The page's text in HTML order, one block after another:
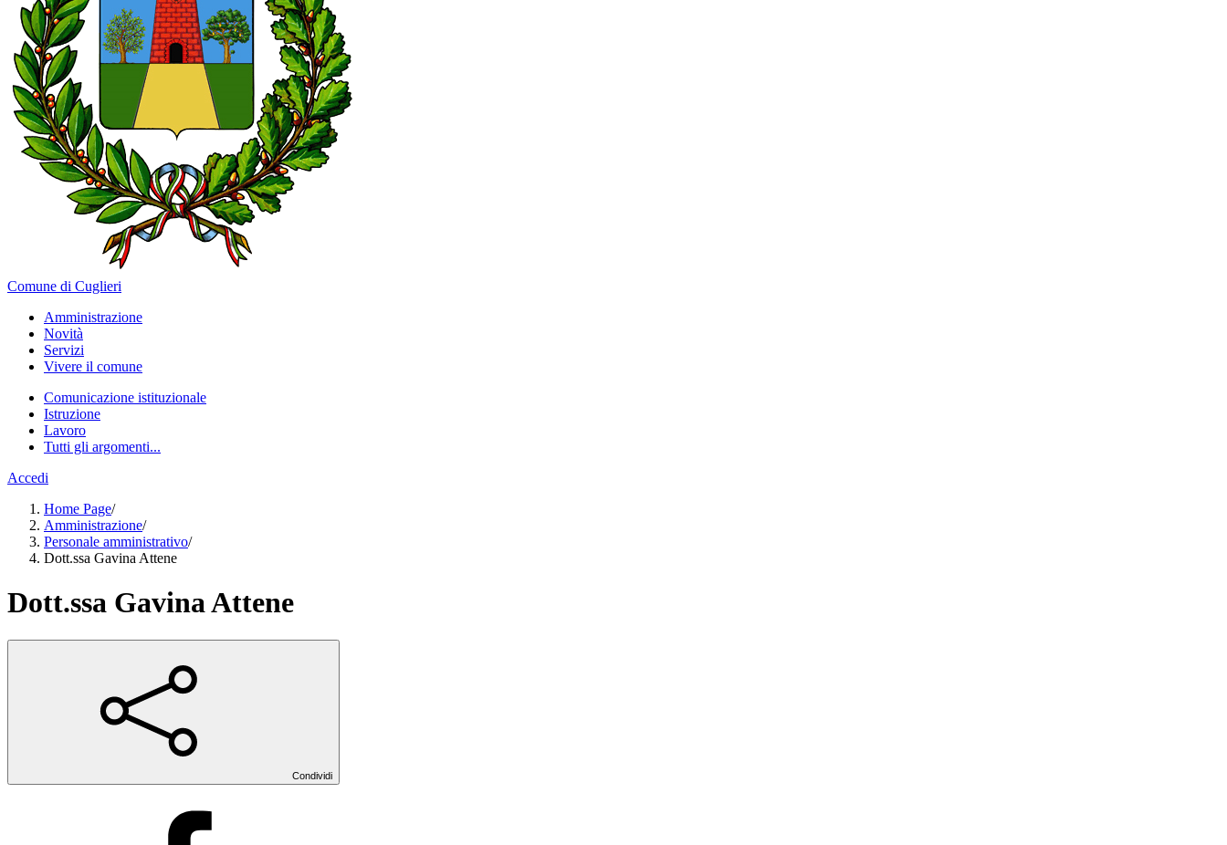
Comune di Cuglieri
Amministrazione
Novità
Servizi
Vivere il comune
Comunicazione istituzionale
Istruzione
Lavoro
Tutti gli argomenti...
Accedi
Home Page/
Amministrazione/
Personale amministrativo/
Dott.ssa Gavina Attene
Dott.ssa Gavina Attene
Condividi